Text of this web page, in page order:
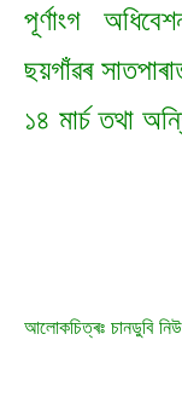
পূৰ্ণাংগ
ছয়গাঁৱৰ
১৪ মাৰ্চ তথা
আলোকচিত্ৰঃ চানডুবি